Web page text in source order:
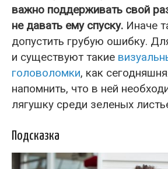
важно поддерживать свой
не давать ему спуску. Иначе
допустить грубую ошибку.
и существуют такие
головоломки, как
напомнить, что в ней
лягушку среди зеленых
Подсказка